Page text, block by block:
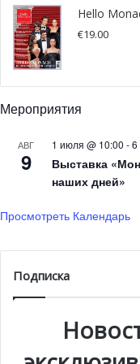
тиаре Жозефины
французский
ювелирного дома
Позже
и на сегодняшний
компании Van Cleef
юбилейного бала в
Hello
€19.00
Мероприятия
АВГ
9
1 июля @ 10:00 -6
Выставка
наших дней»
Просмотреть Календарь
Подписка